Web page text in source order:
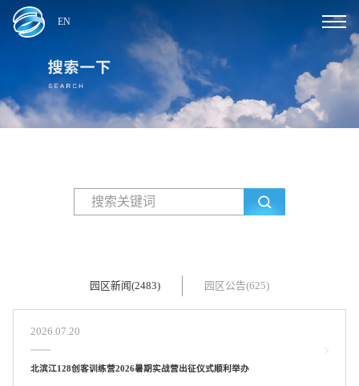
EN
园区新闻(2483) 园区公告(625)
2026.07.20
北滨江128创客训练营2026暑期实战营出征仪式顺利举办